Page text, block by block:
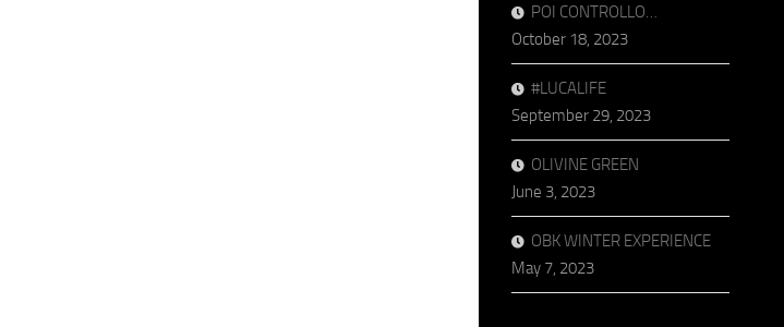
POI CONTROLLO…
October 18, 2023
#LUCALIFE
September 29, 2023
OLIVINE GREEN
June 3, 2023
OBK WINTER EXPERIENCE
May 7, 2023